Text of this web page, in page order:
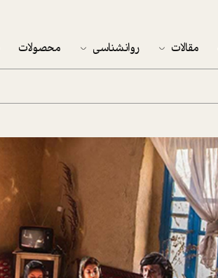
مقالات
پرونده ویژه
زندگی
نوجوان
کار
روانشناسی محصولات